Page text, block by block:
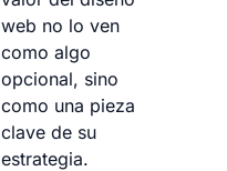
web no lo ven
como algo
opcional, sino
como una pieza
clave de su
estrategia.